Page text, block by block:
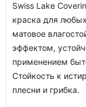
Swiss Lake
краска для
матовое
эффектом,
применением
Стойкость к
плесни и грибка.